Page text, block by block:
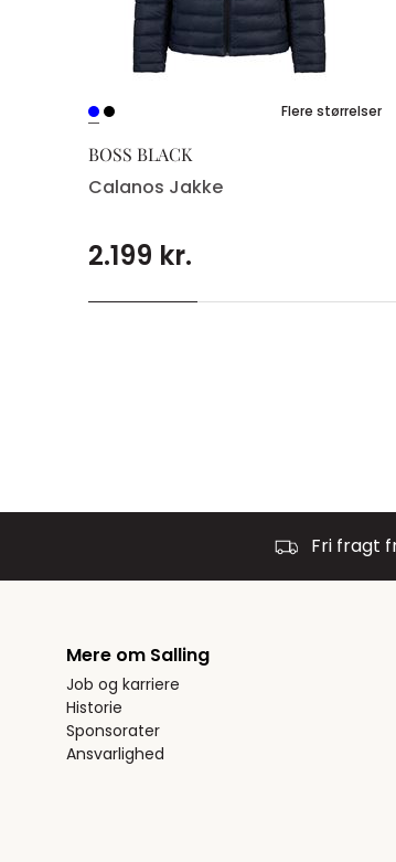
Flere størrelser
BOSS BLACK
Calanos Jakke
2.199 kr.
Fri fragt
Mere om Salling
Job og karriere
Historie
Sponsorater
Ansvarlighed